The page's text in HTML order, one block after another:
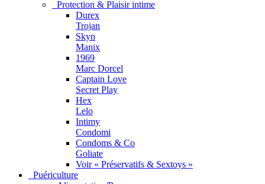
Protection & Plaisir intime
Durex
Trojan
Skyn
Manix
1969
Marc Dorcel
Captain Love
Secret Play
Hex
Lelo
Intimy
Condomi
Condoms & Co
Goliate
Voir « Préservatifs & Sextoys »
Puériculture